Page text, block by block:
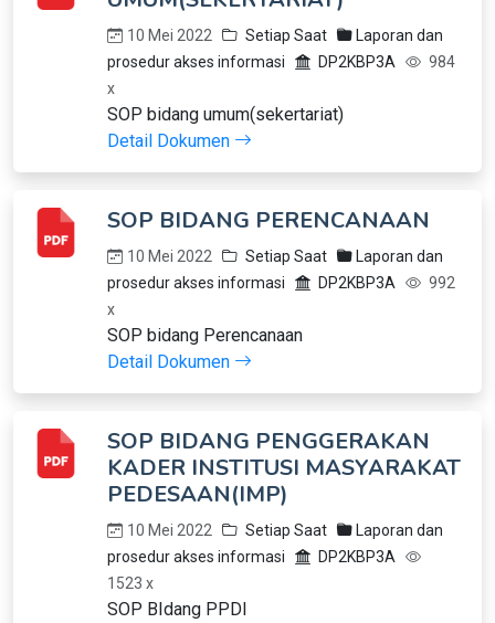
10 Mei 2022 Setiap Saat
Laporan dan
prosedur akses informasi
DP2KBP3A
984
x
SOP bidang umum(sekertariat)
Detail Dokumen
SOP BIDANG PERENCANAAN
10 Mei 2022 Setiap Saat
Laporan dan
prosedur akses informasi
DP2KBP3A
992
x
SOP bidang Perencanaan
Detail Dokumen
SOP BIDANG PENGGERAKAN
KADER INSTITUSI MASYARAKAT
PEDESAAN(IMP)
10 Mei 2022 Setiap Saat
Laporan dan
prosedur akses informasi
DP2KBP3A
1523 x
SOP BIdang PPDI